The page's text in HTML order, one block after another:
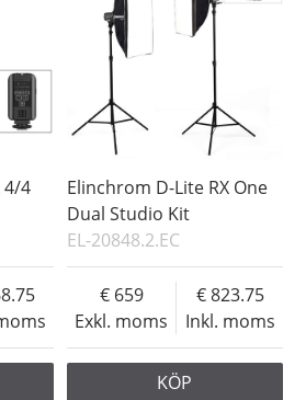
4/4
Elinchrom D-Lite RX One
Dual Studio Kit
EL-20848.2.EC
Exkl. moms
659
Inkl. moms
823.75
KÖP